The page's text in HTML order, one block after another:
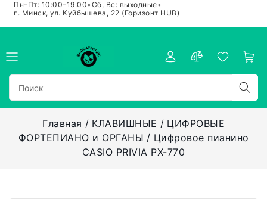
Пн–Пт: 10:00–19:00•Сб, Вс: выходные•
г. Минск, ул. Куйбышева, 22 (Горизонт HUB)
Главная КЛАВИШНЫЕ
ЦИФРОВЫЕ
ФОРТЕПИАНО и ОРГАНЫ
Цифровое пианино
CASIO PRIVIA PX-770